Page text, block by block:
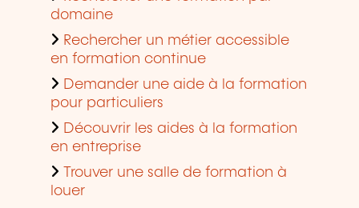
domaine
Rechercher un métier accessible
en formation continue
Demander une aide à la formation
pour particuliers
Découvrir les aides à la formation
en entreprise
Trouver une salle de formation à
louer